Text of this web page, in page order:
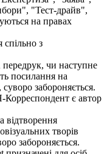
"Тест-драйв",
на правах
спільно з
передрук, чи наступне
посилання на
забороняється.
Корреспондент є автор
відтворення
творів
забороняється.